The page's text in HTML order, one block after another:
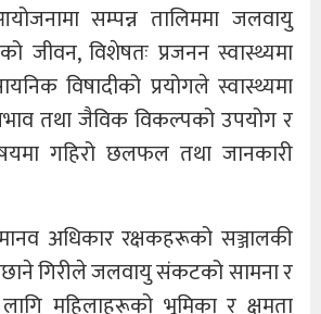
सम्पन्न तालिममा जलवायु
जीवन, विशेषतः प्रजनन स्वास्थ्यमा
विषादीको प्रयोगले स्वास्थ्यमा
तथा जैविक विकल्पको उपयोग र
गहिरो छलफल तथा जानकारी
अधिकार रक्षकहरूको सञ्जालकी
गिरीले जलवायु संकटको सामना र